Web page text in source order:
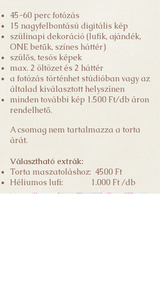
45-60 perc fotózás
15 nagyfelbontású digitális kép
szülinapi dekoráció (lufik, ajándék,
ONE betűk, színes háttér)
szülős, tesós képek
max. 2 öltözet és 2 háttér
a fotózás történhet stúdióban vagy az
általad kiválasztott helyszínen
minden további kép 1.500 Ft/db áron
rendelhető.
A csomag nem tartalmazza a torta
árát.
Választható extrák:
Torta maszatoláshoz: 4500 Ft
Héliumos lufi: 1.000 Ft /db